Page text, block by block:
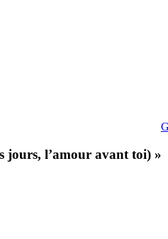
jours, l’amour avant toi) »